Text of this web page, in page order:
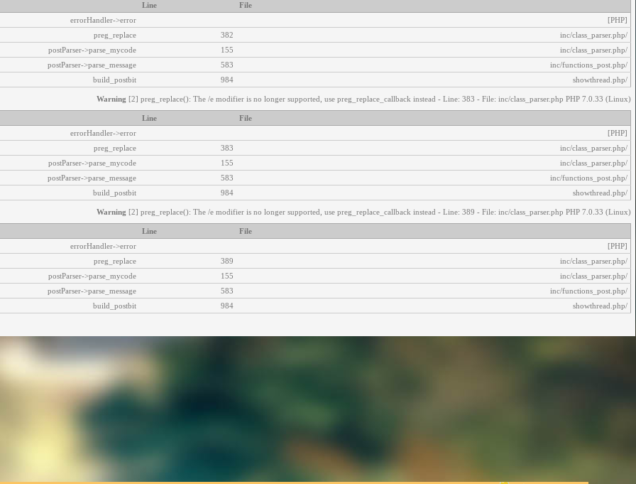
File
Line
[PHP]
errorHandler->error
/inc/class_parser.php
382
preg_replace
/inc/class_parser.php
155
postParser->parse_mycode
/inc/functions_post.php
583
postParser->parse_message
/showthread.php
984
build_postbit
Warning [2] preg_replace(): The /e modifier is no longer supported, use preg_replace_callback instead - Line: 383 - File: inc/class_parser.php PHP 7.0.33 (Linux)
File
Line
[PHP]
errorHandler->error
/inc/class_parser.php
383
preg_replace
/inc/class_parser.php
155
postParser->parse_mycode
/inc/functions_post.php
583
postParser->parse_message
/showthread.php
984
build_postbit
Warning [2] preg_replace(): The /e modifier is no longer supported, use preg_replace_callback instead - Line: 389 - File: inc/class_parser.php PHP 7.0.33 (Linux)
File
Line
[PHP]
errorHandler->error
/inc/class_parser.php
389
preg_replace
/inc/class_parser.php
155
postParser->parse_mycode
/inc/functions_post.php
583
postParser->parse_message
/showthread.php
984
build_postbit